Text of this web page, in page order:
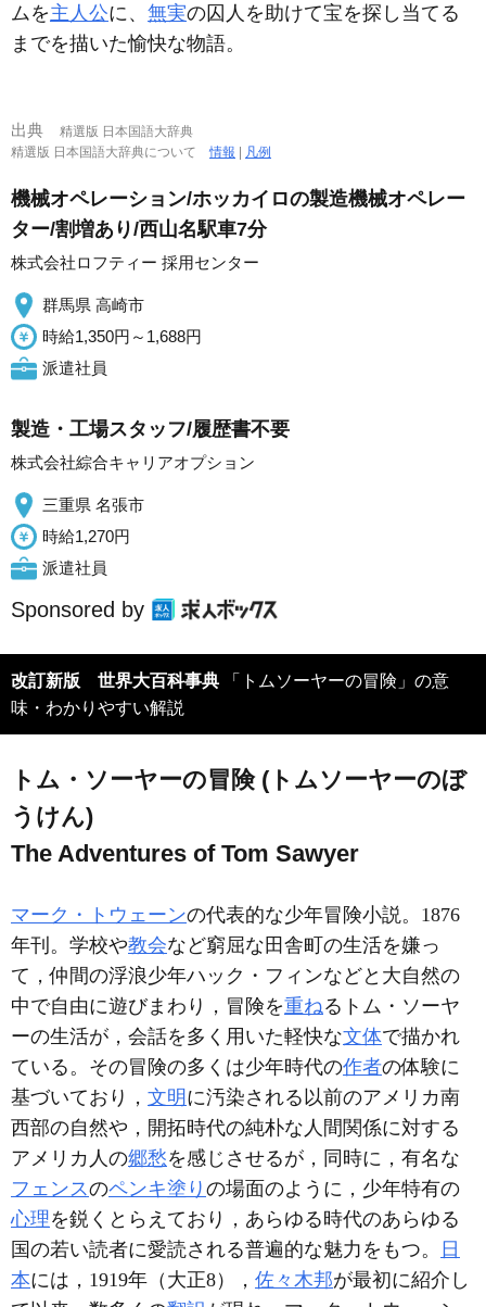
ムを主人公に、 無実の囚人を助けて宝を探し当てる
までを描いた愉快な物語。
出典
精選版 日本国語大辞典
精選版 日本国語大辞典について情報 | 凡例
機械オペレーション/ホッカイロの製造機械オペレー
ター/割増あり/西山名駅車7分
株式会社ロフティー 採用センター
群馬県 高崎市
時給1,350円～1,688円
派遣社員
製造・工場スタッフ/履歴書不要
株式会社綜合キャリアオプション
三重県 名張市
時給1,270円
派遣社員
Sponsored by
改訂新版 世界大百科事典 「トムソーヤーの冒険」の意
味・わかりやすい解説
トム・ソーヤーの冒険 (トムソーヤーのぼ
うけん)
The Adventures of Tom Sawyer
マーク・トウェーンの代表的な少年冒険小説。1876
年刊。学校や教会など窮屈な田舎町の生活を嫌っ
て，仲間の浮浪少年ハック・フィンなどと大自然の
中で自由に遊びまわり，冒険を重ねるトム・ソーヤ
ーの生活が，会話を多く用いた軽快な文体で描かれ
ている。その冒険の多くは少年時代の作者の体験に
基づいており， 文明 に汚染される以前のアメリカ南
西部の自然や，開拓時代の純朴な人間関係に対する
アメリカ人の郷愁を感じさせるが，同時に，有名な
フェンスのペンキ塗り の場面のように，少年特有の
心理を鋭くとらえており，あらゆる時代のあらゆる
国の若い読者に愛読される普遍的な魅力をもつ。
日
本には，1919年（大正8）， 佐々木邦が最初に紹介し